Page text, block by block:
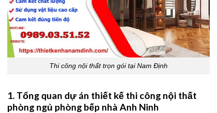
Thi công nội thất trọn gói tại Nam Định
1. Tổng quan dự án thiết kế thi công nội thất
phòng ngủ phòng bếp nhà Anh Ninh